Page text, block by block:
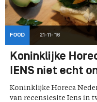
FOOD 21-11-'16
Koninklijke
IENS niet echt
Koninklijke Horeca
van recensiesite Iens in